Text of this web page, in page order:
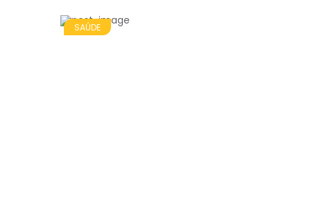
SAÚDE